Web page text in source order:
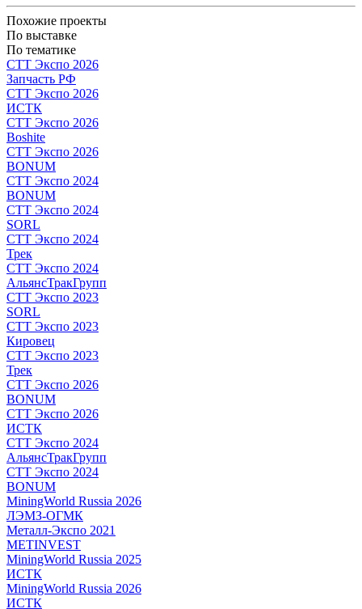
Похожие проекты
По выставке
По тематике
СТТ Экспо 2026
Запчасть РФ
СТТ Экспо 2026
ИСТК
СТТ Экспо 2026
Boshite
СТТ Экспо 2026
BONUM
СТТ Экспо 2024
BONUM
СТТ Экспо 2024
SORL
СТТ Экспо 2024
Трек
СТТ Экспо 2024
АльянсТракГрупп
СТТ Экспо 2023
SORL
СТТ Экспо 2023
Кировец
СТТ Экспо 2023
Трек
СТТ Экспо 2026
BONUM
СТТ Экспо 2026
ИСТК
СТТ Экспо 2024
АльянсТракГрупп
СТТ Экспо 2024
BONUM
MiningWorld Russia 2026
ЛЭМЗ-ОГМК
Металл-Экспо 2021
METINVEST
MiningWorld Russia 2025
ИСТК
MiningWorld Russia 2026
ИСТК